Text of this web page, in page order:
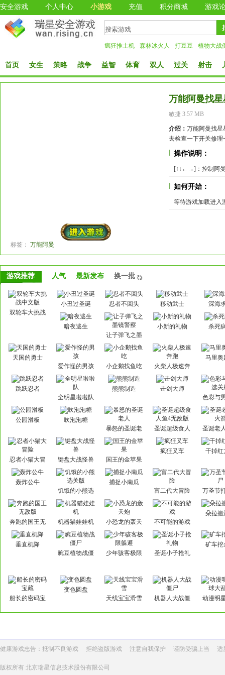
安全游戏 个人中心 小游戏 充值 积分商城 游戏
疯狂推土机 森林冰火人 打豆豆 植物大战
首页 女生 策略 战争 益智 体育 双人 过关 射击
万能阿曼找星
敏捷 3.57 MB
介绍： 万能阿曼找星
去检查一下开关修
操作说明：
[↑↓←→]：控制阿
如何开始：
等待游戏加载进入
标签： 万能阿曼
游戏推荐 人气 最新发布 换一批
双轮车大挑战
小丑过圣诞 忍者不回头 移动武士 深海
暗夜逃生
让子弹飞之墨
小新的礼物 杀死
天国的勇士
爱作怪的男孩
小企鹅找鱼吃
火柴人极速奔
马里奥
跳跃忍者
全明星啦啦队
熊熊制造
击剑大师
色彩与
公园滑板
吹泡泡糖
暴怒的圣诞老
圣诞超级食人
圣诞老
忍者小猫大冒
键盘大战怪兽 国王的金苹果
疯狂叉车 干掉红
轰炸公牛
饥饿的小熊选
捕捉小南瓜
富二代大冒险
万圣节
奔跑的国王无
机器猫娃娃机
小恐龙的轰天
不可能的游戏
朵拉搬
垂直机降
豌豆植物战僵
少年骇客极限
圣诞小子抢礼
矿车挖
船长的密码宝
变色圆盘
天线宝宝滑雪
机器人大战僵
动漫明
健康游戏忠告：抵制不良游戏 拒绝盗版游戏 注意自我保护 谨防受骗上当 适
版权所有 北京瑞星信息技术股份有限公司